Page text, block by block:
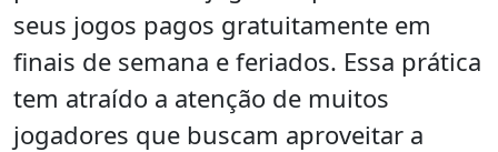
seus jogos pagos gratuitamente em
finais de semana e feriados. Essa prática
tem atraído a atenção de muitos
jogadores que buscam aproveitar a